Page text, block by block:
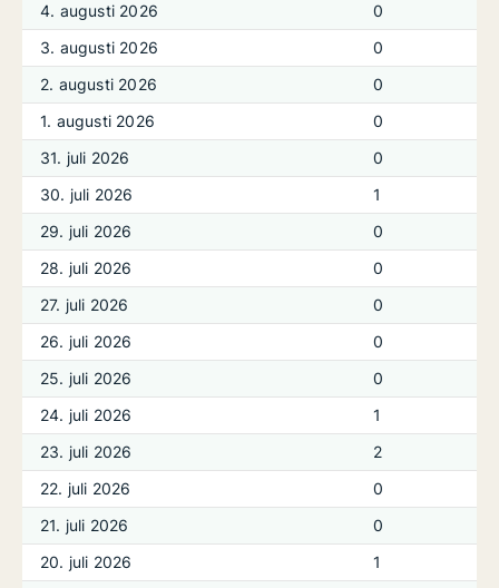
4. augusti 2026
0
3. augusti 2026
0
2. augusti 2026
0
1. augusti 2026
0
31. juli 2026
0
30. juli 2026
1
29. juli 2026
0
28. juli 2026
0
27. juli 2026
0
26. juli 2026
0
25. juli 2026
0
24. juli 2026
1
23. juli 2026
2
22. juli 2026
0
21. juli 2026
0
20. juli 2026
1